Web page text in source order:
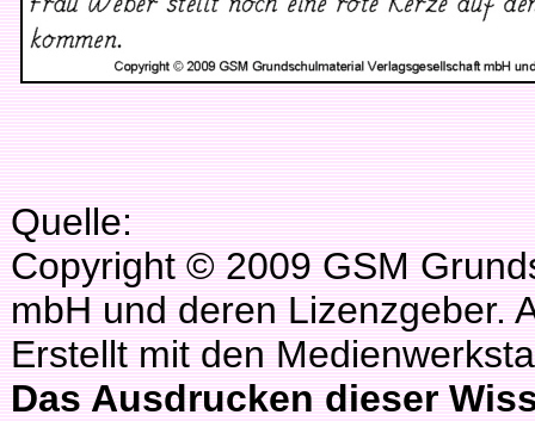
Quelle:
Copyright © 2009 GSM
mbH und deren Lizenzgeber.
Erstellt mit den
Das Ausdrucken dieser